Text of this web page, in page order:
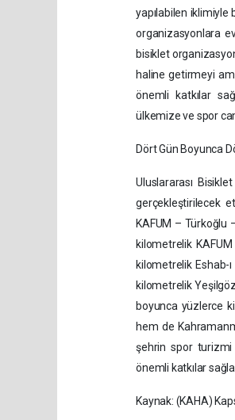
yapılabilen
organizasyonlara
bisiklet
haline getirmeyi
önemli katkılar
ülkemize ve spor
Dört Gün Boyunca
Uluslararası
gerçekleştirilecek
KAFUM – Türkoğlu
kilometrelik
kilometrelik Eshab-
kilometrelik
boyunca yüzlerce
hem de
şehrin spor turizmi
önemli katkılar
Kaynak: (KAHA)